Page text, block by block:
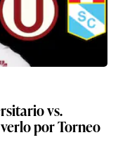
vs.
por Torneo